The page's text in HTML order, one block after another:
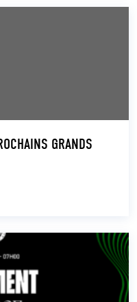
GRANDS